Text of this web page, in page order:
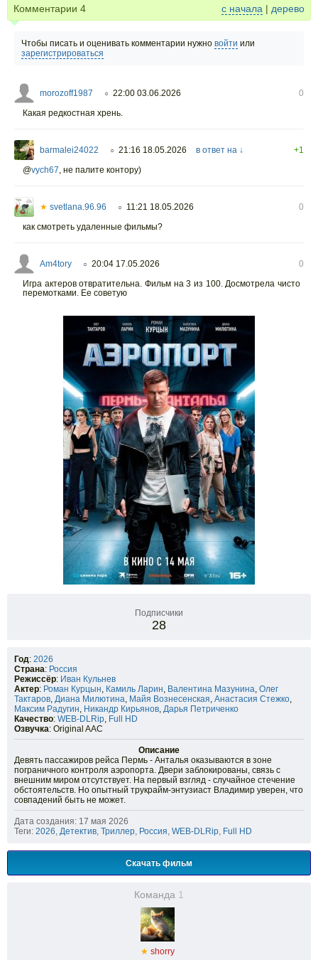
Комментарии 4 с начала | дерево
Чтобы писать и оценивать комментарии нужно войти или
зарегистрироваться
morozoff1987 ○ 22:00 03.06.2026
0
Какая редкостная хрень.
barmalei24022 ○ 21:16 18.05.2026 в ответ на ↓
+1
@vych67, не палите контору)
★ svetlana.96.96 ○ 11:21 18.05.2026
0
как смотреть удаленные фильмы?
Am4tory ○ 20:04 17.05.2026
0
Игра актеров отвратительна. Фильм на 3 из 100. Досмотрела чисто
перемотками. Ее советую
Подписчики
28
Год: 2026
Страна: Россия
Режиссёр: Иван Кульнев
Актер: Роман Курцын, Камиль Ларин, Валентина Мазунина, Олег
Тактаров, Диана Милютина, Майя Вознесенская, Анастасия Стежко,
Максим Радугин, Никандр Кирьянов, Дарья Петриченко
Качество: WEB-DLRip, Full HD
Озвучка: Original AAC
Описание
Девять пассажиров рейса Пермь - Анталья оказываются в зоне
пограничного контроля аэропорта. Двери заблокированы, связь с
внешним миром отсутствует. На первый взгляд - случайное стечение
обстоятельств. Но опытный трукрайм-энтузиаст Владимир уверен, что
совпадений быть не может.
Дата создания: 17 мая 2026
Теги: 2026, Детектив, Триллер, Россия, WEB-DLRip, Full HD
Скачать фильм
Команда 1
★ shorry